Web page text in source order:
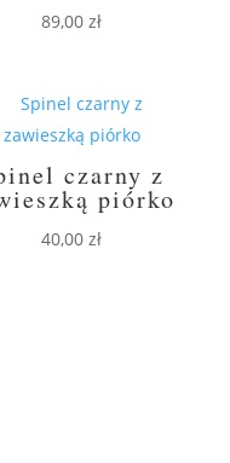
89,00zł
czarny z
piórko
40,00zł